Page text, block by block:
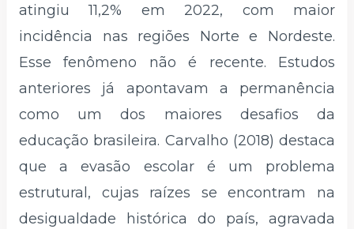
atingiu 11,2% em 2022, com maior
incidência nas regiões Norte e Nordeste.
Esse fenômeno não é recente. Estudos
anteriores já apontavam a permanência
como um dos maiores desafios da
educação brasileira. Carvalho (2018) destaca
que a evasão escolar é um problema
estrutural, cujas raízes se encontram na
desigualdade histórica do país, agravada